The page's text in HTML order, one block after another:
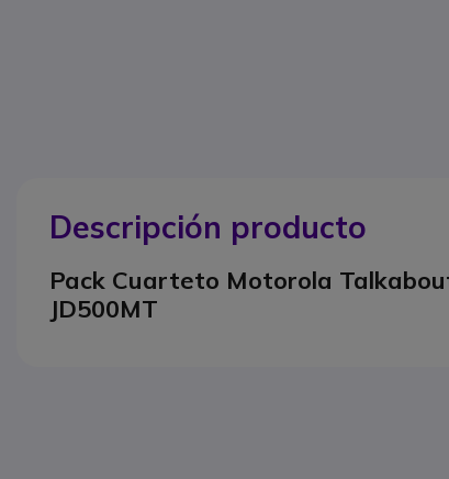
Descripción producto
Pack Cuarteto Motorola
JD500MT